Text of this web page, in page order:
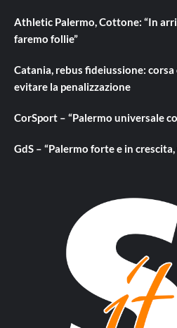
Athletic Palermo, Cottone: “In
faremo follie”
Catania, rebus fideiussione:
evitare la penalizzazione
CorSport – “Palermo universale
GdS – “Palermo forte e in